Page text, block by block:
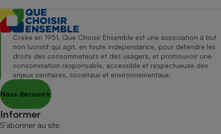
Créée en 1951, Que Choisir Ensemble est une association à but
non lucratif qui agit, en toute indépendance, pour défendre les
droits des consommateurs et des usagers, et promouvoir une
consommation responsable, accessible et respectueuse des
enjeux sanitaires, sociétaux et environnementaux.
Nous découvrir
Informer
S’abonner au site